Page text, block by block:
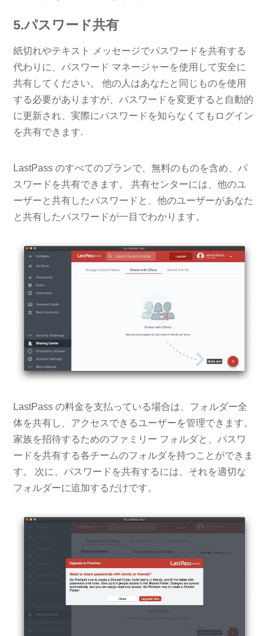
5.パスワード共有
紙切れやテキスト メッセージでパスワードを共有する
代わりに、パスワード マネージャーを使用して安全に
共有してください。 他の人はあなたと同じものを使用
する必要がありますが、パスワードを変更すると自動的
に更新され、実際にパスワードを知らなくてもログイン
を共有できます.
LastPass のすべてのプランで、無料のものを含め、パ
スワードを共有できます。 共有センターには、他のユ
ーザーと共有したパスワードと、他のユーザーがあなた
と共有したパスワードが一目でわかります。
LastPass の料金を支払っている場合は、フォルダー全
体を共有し、アクセスできるユーザーを管理できます。
家族を招待するためのファミリー フォルダと、パスワ
ードを共有する各チームのフォルダを持つことができま
す。 次に、パスワードを共有するには、それを適切な
フォルダーに追加するだけです。